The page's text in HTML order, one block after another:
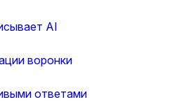
AI
воронки
ответами